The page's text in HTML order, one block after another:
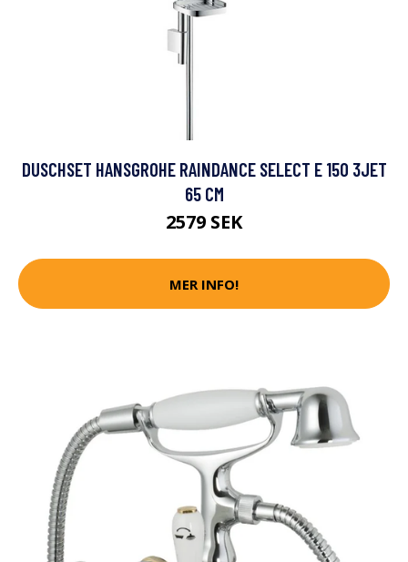
DUSCHSET HANSGROHE RAINDANCE SELECT E 150 3JET
65 CM
2579 SEK
MER INFO!